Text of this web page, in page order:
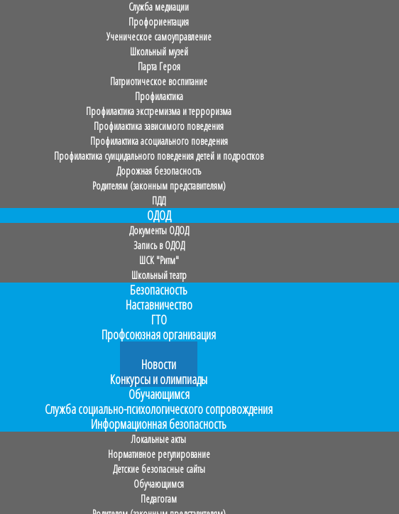
Служба медиации
Профориентация
Ученическое самоуправление
Школьный музей
Парта Героя
Патриотическое воспитание
Профилактика
Профилактика экстремизма и терроризма
Профилактика зависимого поведения
Профилактика асоциального поведения
Профилактика суицидального поведения детей и подростков
Дорожная безопасность
Родителям (законным представителям)
ПДД
ОДОД
Документы ОДОД
Запись в ОДОД
ШСК "Ритм"
Школьный театр
Безопасность
Наставничество
ГТО
Профсоюзная организация
Новости
Конкурсы и олимпиады
Обучающимся
Служба социально-психологического сопровождения
Информационная безопасность
Локальные акты
Нормативное регулирование
Детские безопасные сайты
Обучающимся
Педагогам